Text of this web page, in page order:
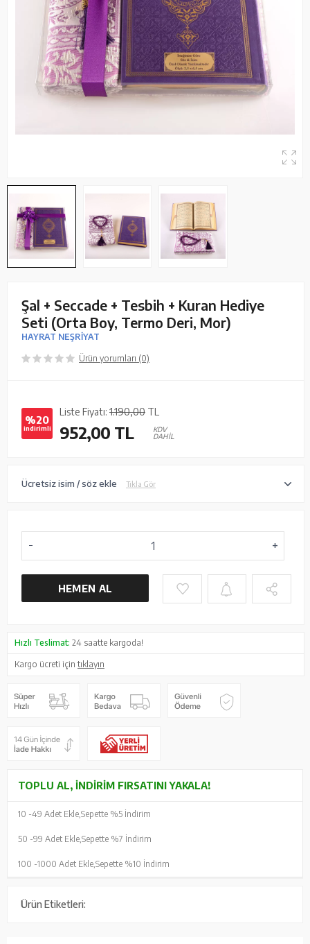
Şal + Seccade + Tesbih + Kuran Hediye
Seti (Orta Boy, Termo Deri, Mor)
HAYRAT NEŞRİYAT
Ürün yorumları (0)
%20
indirimli
Liste Fiyatı: 1.190,00 TL
952,00 TL
KDV
DAHİL
Ücretsiz isim / söz ekle Tıkla Gör
HEMEN AL
Hızlı Teslimat: 24 saatte kargoda!
Kargo ücreti içintıklayın
TOPLU AL, İNDIRIM FIRSATINI YAKALA!
10 -49 Adet Ekle, Sepette %5 İndirim
50 -99 Adet Ekle, Sepette %7 İndirim
100 -1000 Adet Ekle, Sepette %10 İndirim
Ürün Etiketleri: